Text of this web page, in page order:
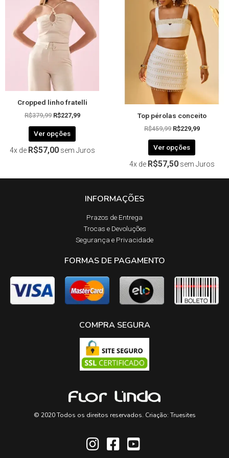
Cropped linho fratelli
R$379,99
R$379,99.
R$227,99
Ver opções
várias
variantes.
As
opções
podem
página
do
produto
4x de R$57,00 sem Juros
Top pérolas conceito
R$459,99
R$459,99.
R$229,99
Ver opções
várias
variantes.
As
opções
podem
ser
escolhidas
na
página
do
produto
4x de R$57,50 sem Juros
INFORMAÇÕES
Prazos de Entrega​
Trocas e Devoluções​
Segurança e Privacidade
FORMAS DE PAGAMENTO
COMPRA SEGURA
© 2020 Todos os direitos reservados. Criação: Truesites